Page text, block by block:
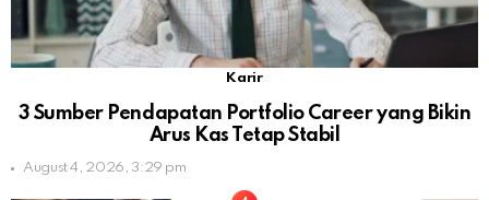
Karir
3 Sumber Pendapatan Portfolio Career yang Bikin
Arus Kas Tetap Stabil
August 4, 2026, 3:29 pm